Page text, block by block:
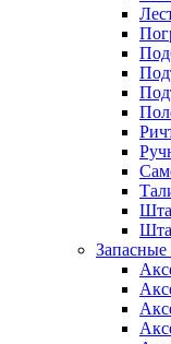
Запасные